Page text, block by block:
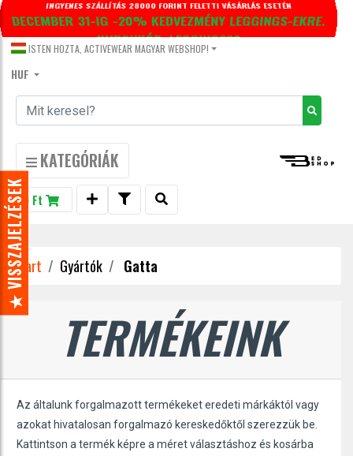
DECEMBER 31-IG -20% KEDVEZMÉNY LEGGINGS-EKRE.
KUPONKÓD: LEGGINGS20
ISTEN HOZTA, ACTIVEWEAR MAGYAR WEBSHOP!
HUF
KATEGÓRIÁK
0 Ft
Start Gyártók Gatta
TERMÉKEINK
Az általunk forgalmazott termékeket eredeti márkáktól vagy
azokat hivatalosan forgalmazó kereskedőktől szerezzük be.
Kattintson a termék képre a méret választáshoz és kosárba
★ VISSZAJELZÉSEK